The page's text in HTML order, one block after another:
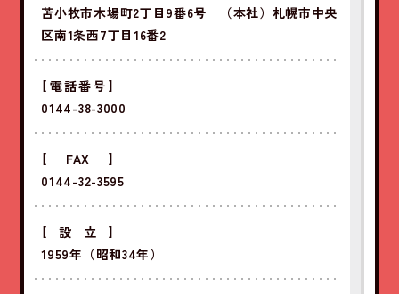
苫小牧市木場町2丁目9番6号 （本社）札幌市中央
区南1条西7丁目16番2
【電話番号】
0144-38-3000
【FAX】
0144-32-3595
【設立】
1959年（昭和34年）